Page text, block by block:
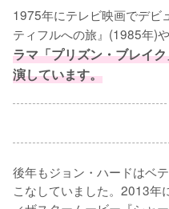
1975年にテレビ映画でデビ
ティフルへの旅』(1985年)
ラマ「プリズン・ブレイ
演しています。
後年もジョン・ハードはベ
こなしていました。2013年